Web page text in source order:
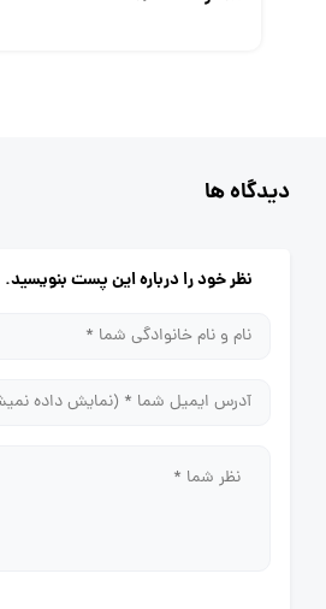
دیدگاه ها
نظر خود را درباره این پست بنویسید.